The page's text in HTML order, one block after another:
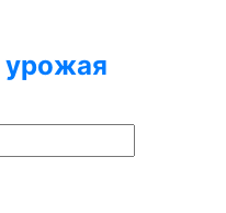
урожая